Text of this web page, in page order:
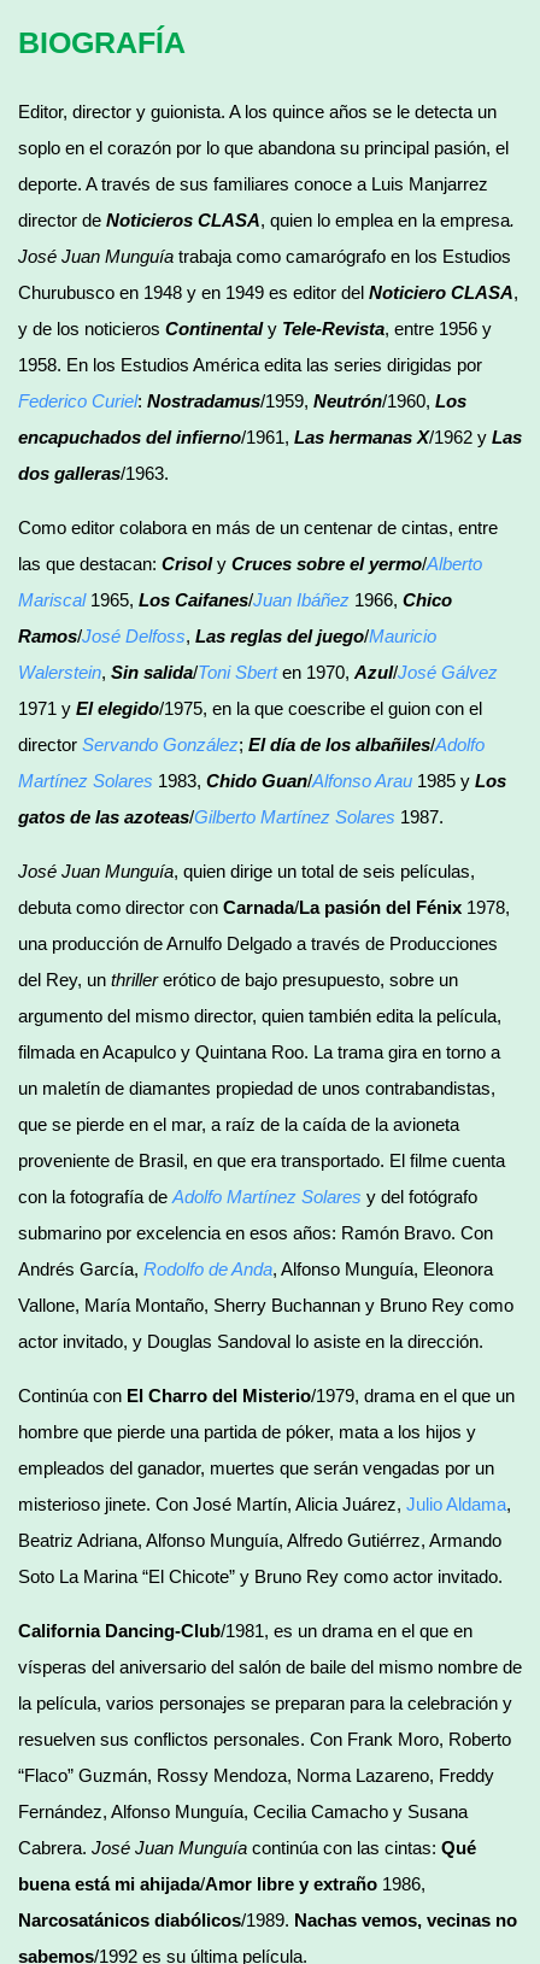
BIOGRAFÍA
Editor, director y guionista. A los quince años se le detecta un
soplo en el corazón por lo que abandona su principal pasión, el
deporte. A través de sus familiares conoce a Luis Manjarrez
director de Noticieros CLASA, quien lo emplea en la empresa.
José Juan Munguía trabaja como camarógrafo en los Estudios
Churubusco en 1948 y en 1949 es editor del Noticiero CLASA,
y de los noticieros Continentaly Tele-Revista, entre 1956 y
1958. En los Estudios América edita las series dirigidas por
Federico Curiel: Nostradamus/1959, Neutrón/1960, Los
encapuchados del infierno/1961, Las hermanas X/1962 y Las
dos galleras/1963.
Como editor colabora en más de un centenar de cintas, entre
las que destacan: Crisoly Cruces sobre el yermo/Alberto
Mariscal1965, Los Caifanes/Juan Ibáñez 1966, Chico
Ramos/José Delfoss, Las reglas del juego/Mauricio
Walerstein, Sin salida/Toni Sberten 1970, Azul/José Gálvez
1971 y El elegido/1975, en la que coescribe el guion con el
director Servando González; El día de los albañiles/Adolfo
Martínez Solares 1983, Chido Guan/Alfonso Arau 1985 y Los
gatos de las azoteas/Gilberto Martínez Solares 1987.
José Juan Munguía, quien dirige un total de seis películas,
debuta como director con Carnada/La pasión del Fénix 1978,
una producción de Arnulfo Delgado a través de Producciones
del Rey, un thrillererótico de bajo presupuesto, sobre un
argumento del mismo director, quien también edita la película,
filmada en Acapulco y Quintana Roo. La trama gira en torno a
un maletín de diamantes propiedad de unos contrabandistas,
que se pierde en el mar, a raíz de la caída de la avioneta
proveniente de Brasil, en que era transportado. El filme cuenta
con la fotografía de Adolfo Martínez Solares y del fotógrafo
submarino por excelencia en esos años: Ramón Bravo. Con
Andrés García, Rodolfo de Anda, Alfonso Munguía, Eleonora
Vallone, María Montaño, Sherry Buchannan y Bruno Rey como
actor invitado, y Douglas Sandoval lo asiste en la dirección.
Continúa con El Charro del Misterio/1979, drama en el que un
hombre que pierde una partida de póker, mata a los hijos y
empleados del ganador, muertes que serán vengadas por un
misterioso jinete. Con José Martín, Alicia Juárez, Julio Aldama,
Beatriz Adriana, Alfonso Munguía, Alfredo Gutiérrez, Armando
Soto La Marina “El Chicote” y Bruno Rey como actor invitado.
California Dancing-Club/1981, es un drama en el que en
vísperas del aniversario del salón de baile del mismo nombre de
la película, varios personajes se preparan para la celebración y
resuelven sus conflictos personales. Con Frank Moro, Roberto
“Flaco” Guzmán, Rossy Mendoza, Norma Lazareno, Freddy
Fernández, Alfonso Munguía, Cecilia Camacho y Susana
Cabrera. José Juan Munguía continúa con las cintas: Qué
buena está mi ahijada/Amor libre y extraño 1986,
Narcosatánicos diabólicos/1989. Nachas vemos, vecinas no
sabemos/1992 es su última película.